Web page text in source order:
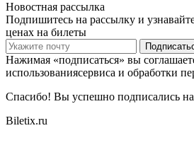
Новостная рассылка
Подпишитесь на рассылку и
ценах на билеты
Нажимая «подписаться» вы
использованиясервиса и обработки
Спасибо! Вы успешно подписались
Biletix.ru